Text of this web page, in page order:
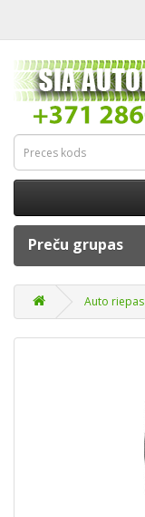
Preču grupas
Auto riepas